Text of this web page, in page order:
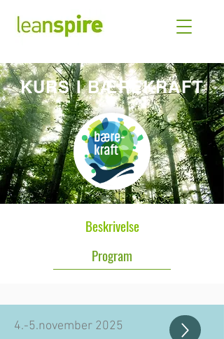
Miljøfyrtårn
KURS I BÆREKRAFT
Beskrivelse
Program
4.-5.november 2025